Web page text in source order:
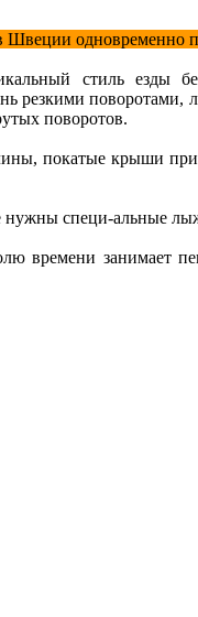
Швеции одновременно
стиль езды
резкими поворотами,
поворотов.
покатые крыши
нужны специ-альные
времени занимает